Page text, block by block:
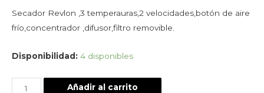
Secador Revlon ,3 temperauras,2 velocidades,botón de aire
frío,concentrador ,difusor,filtro removible.
Disponibilidad: 4 disponibles
Añadir al carrito